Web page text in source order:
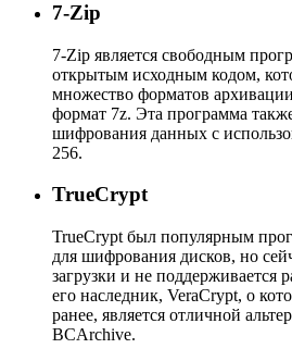
7-Zip
7-Zip является свободным
открытым исходным кодом,
множество форматов
формат 7z. Эта программа
шифрования данных с
256.
TrueCrypt
TrueCrypt был популярным
для шифрования дисков, но
загрузки и не поддерживается
его наследник, VeraCrypt, о
ранее, является отличной
BCArchive.